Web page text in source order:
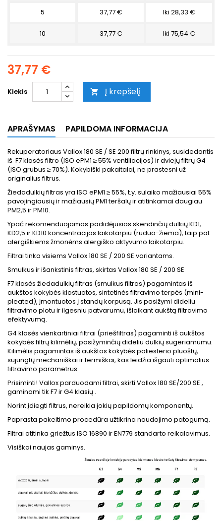
5 37,77 € Iki 28,33 €
10 37,77 € Iki 75,54 €
37,77 €
Kiekis  Į krepšelį
APRAŠYMAS PAPILDOMA INFORMACIJA
Rekuperatoriaus Vallox 180 SE / SE 200 filtrų rinkinys, susidedantis
iš F7 klasės filtro (ISO ePM1 ≥ 55% ventiliacijos) ir dviejų filtrų G4
(ISO grubus ≥ 70%). Kokybiški pakaitalai, ne prastesni už
originalius filtrus.
Žiedadulkių filtras yra ISO ePM1 ≥ 55%, t.y. sulaiko mažiausiai 55%
pavojingiausių ir mažiausių PM1 teršalų ir atitinkamai daugiau
PM2,5 ir PM10.
Ypač rekomenduojamas padidėjusios skendinčių dulkių KD1,
KD2,5 ir KD10 koncentracijos laikotarpiu (ruduo-žiema), taip pat
alergiškiems žmonėms alergiško aktyvumo laikotarpiu.
Filtrai tinka visiems Vallox 180 SE / 200 SE variantams.
Smulkus ir išankstinis filtras, skirtas Vallox 180 SE / 200 SE
F7 klasės žiedadulkių filtras (smulkus filtras) pagamintas iš
aukštos kokybės klostuotos, sintetinės filtravimo terpės (mini-
pleated), įmontuotos į standų korpusą. Jis pasižymi dideliu
filtravimo plotu ir ilgesniu patvarumu, išlaikant aukštą filtravimo
efektyvumą.
G4 klasės vienkartiniai filtrai (priešfiltras) pagaminti iš aukštos
kokybės filtrų kilimėlių, pasižyminčių dideliu dulkių sugeriamumu.
Kilimėlis pagamintas iš aukštos kokybės poliesterio pluoštų,
sujungtų mechaniškai ir termiškai, kas leidžia išgauti optimalius
filtravimo parametrus.
Prisiminti! Vallox parduodami filtrai, skirti Vallox 180 SE/200 SE ,
gaminami tik F7 ir G4 klasių .
Norint įdiegti filtrus, nereikia jokių papildomų komponentų.
Paprasta pakeitimo procedūra užtikrina naudojimo patogumą.
Filtrai atitinka griežtus ISO 16890 ir EN779 standarto reikalavimus.
Visiškai naujas gaminys.